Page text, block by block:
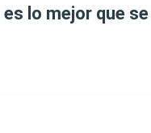
es lo mejor que